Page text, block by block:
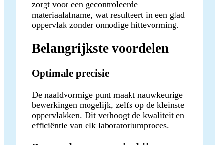
zorgt voor een gecontroleerde
materiaalafname, wat resulteert in een glad
oppervlak zonder onnodige hittevorming.
Belangrijkste voordelen
Optimale precisie
De naaldvormige punt maakt nauwkeurige
bewerkingen mogelijk, zelfs op de kleinste
oppervlakken. Dit verhoogt de kwaliteit en
efficiëntie van elk laboratoriumproces.